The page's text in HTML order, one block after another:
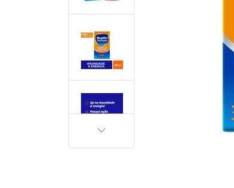
PRÓXIMA